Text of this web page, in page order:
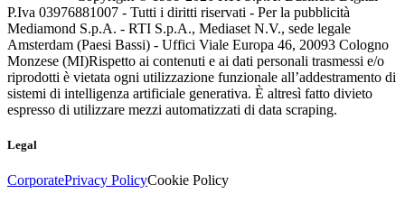
P.Iva 03976881007 - Tutti i diritti riservati - Per la pubblicità
Mediamond S.p.A. - RTI S.p.A., Mediaset N.V., sede legale
Amsterdam (Paesi Bassi) - Uffici Viale Europa 46, 20093 Cologno
Monzese (MI)Rispetto ai contenuti e ai dati personali trasmessi e/o
riprodotti è vietata ogni utilizzazione funzionale all’addestramento di
sistemi di intelligenza artificiale generativa. È altresì fatto divieto
espresso di utilizzare mezzi automatizzati di data scraping.
Legal
CorporatePrivacy PolicyCookie Policy